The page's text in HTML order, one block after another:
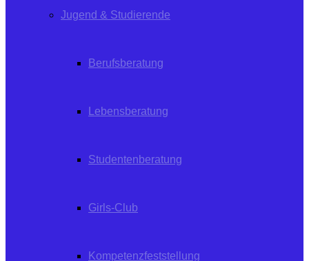
Jugend & Studierende
Berufsberatung
Lebensberatung
Studentenberatung
Girls-Club
Kompetenzfeststellung